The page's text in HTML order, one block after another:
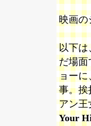
映画の
以下は
だ場面
ョーに
事。挨
アン王
Your